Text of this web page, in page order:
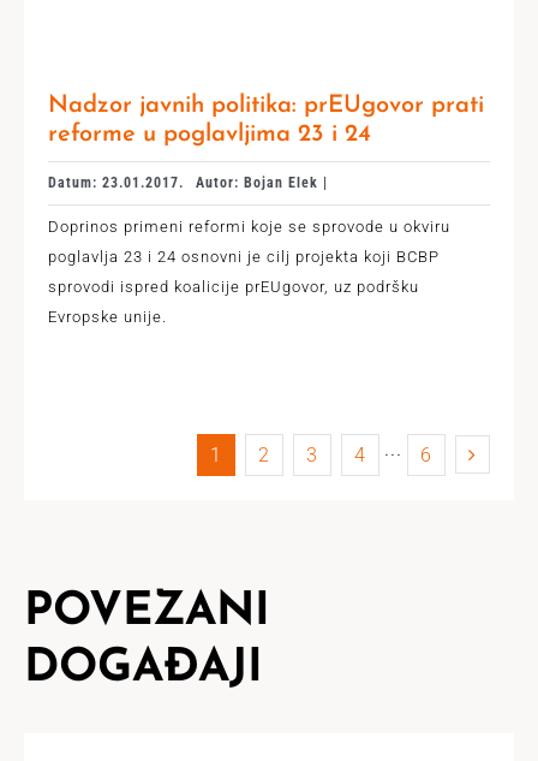
Nadzor javnih politika: prEUgovor prati
reforme u poglavljima 23 i 24
Datum: 23.01.2017. Autor: Bojan Elek |
Doprinos primeni reformi koje se sprovode u okviru
poglavlja 23 i 24 osnovni je cilj projekta koji BCBP
sprovodi ispred koalicije prEUgovor, uz podršku
Evropske unije.
1 2 3 4 ··· 6
POVEZANI
DOGAĐAJI